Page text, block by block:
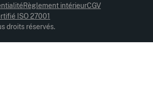
droits réservés.
Règlement intérieurCGV
ISO 27001